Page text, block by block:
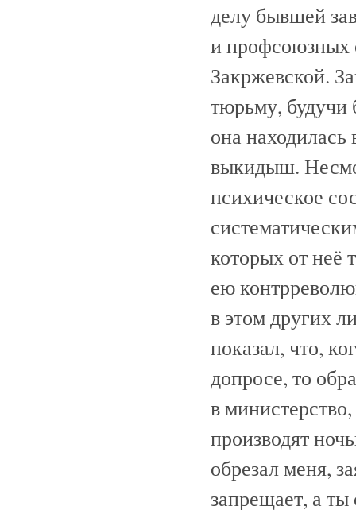
делу бывшей
и профсоюзных
Закржевской.
тюрьму, будучи
она
выкидыш.
психическое
которых от неё
ею
в этом других
показал, что,
допросе, то
в
производят
обрезал меня,
запрещает, а